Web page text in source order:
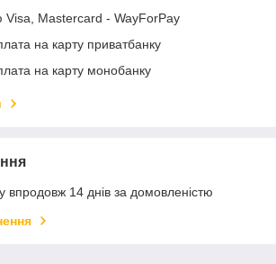
Visa, Mastercard - WayForPay
на карту приватбанку
на карту монобанку
впродовж 14 днів за домовленістю